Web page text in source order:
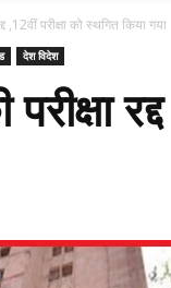
,12वीं परीक्षा को स्थगित किया गया
देश विदेश